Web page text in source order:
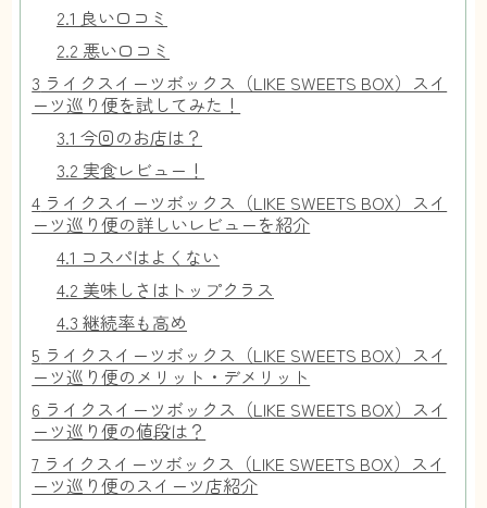
2.1 良い口コミ
2.2 悪い口コミ
3 ライクスイーツボックス（LIKE SWEETS BOX）スイ
ーツ巡り便を試してみた！
3.1 今回のお店は？
3.2 実食レビュー！
4 ライクスイーツボックス（LIKE SWEETS BOX）スイ
ーツ巡り便の詳しいレビューを紹介
4.1 コスパはよくない
4.2 美味しさはトップクラス
4.3 継続率も高め
5 ライクスイーツボックス（LIKE SWEETS BOX）スイ
ーツ巡り便のメリット・デメリット
6 ライクスイーツボックス（LIKE SWEETS BOX）スイ
ーツ巡り便の値段は？
7 ライクスイーツボックス（LIKE SWEETS BOX）スイ
ーツ巡り便のスイーツ店紹介